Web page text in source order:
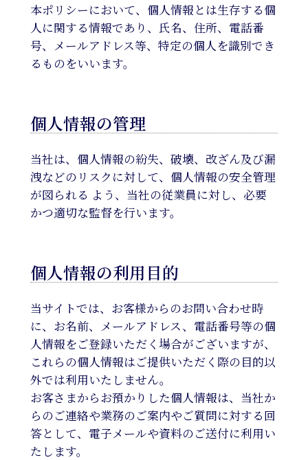
本ポリシーにおいて、個人情報とは生存する個
人に関する情報であり、氏名、住所、電話番
号、メールアドレス等、特定の個人を識別でき
るものをいいます。
個人情報の管理
当社は、個人情報の紛失、破壊、改ざん及び漏
洩などのリスクに対して、個人情報の安全管理
が図られる よう、当社の従業員に対し、必要
かつ適切な監督を行います。
個人情報の利用目的
当サイトでは、お客様からのお問い合わせ時
に、お名前、メールアドレス、電話番号等の個
人情報をご登録いただく場合がございますが、
これらの個人情報はご提供いただく際の目的以
外では利用いたしません。
お客さまからお預かりした個人情報は、当社か
らのご連絡や業務のご案内やご質問に対する回
答として、電子メールや資料のご送付に利用い
たします。